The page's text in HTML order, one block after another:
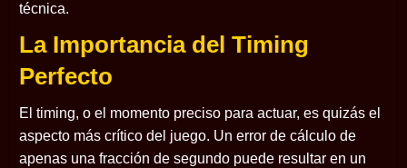
técnica.
La Importancia del Timing
Perfecto
El timing, o el momento preciso para actuar, es quizás el
aspecto más crítico del juego. Un error de cálculo de
apenas una fracción de segundo puede resultar en un